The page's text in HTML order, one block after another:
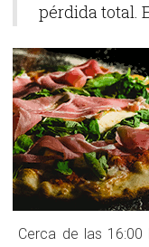
BIGGER
GEORGIA TIMES
pérdida total.
Cerca de las